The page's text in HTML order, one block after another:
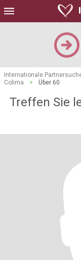
Internationale
Colima
> Über 60
Treffen Sie